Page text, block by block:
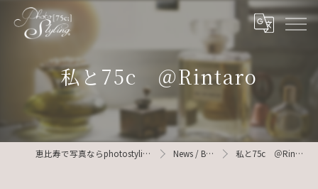
私と75c ＠Rintaro
恵比寿で写真ならphotostyling75c News / Blog 私と75c ＠Rintaro